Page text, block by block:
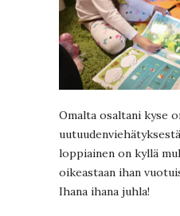
Omalta osaltani kyse
loppiainen on kyllä
oikeastaan ihan
Ihana ihana juhla!